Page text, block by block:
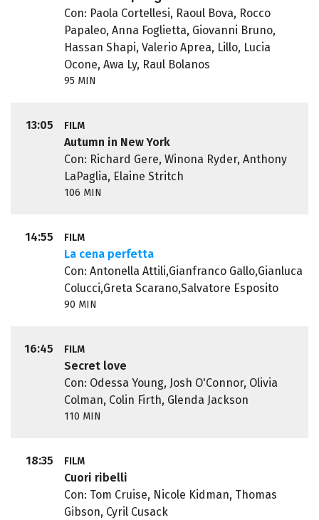
Con: Paola Cortellesi, Raoul Bova, Rocco
Papaleo, Anna Foglietta, Giovanni Bruno,
Hassan Shapi, Valerio Aprea, Lillo, Lucia
Ocone, Awa Ly, Raul Bolanos
95 MIN
13:05 FILM
Autumn in New York
Con: Richard Gere, Winona Ryder, Anthony
LaPaglia, Elaine Stritch
106 MIN
14:55 FILM
La cena perfetta
Con: Antonella Attili,Gianfranco Gallo,Gianluca
Colucci,Greta Scarano,Salvatore Esposito
90 MIN
16:45 FILM
Secret love
Con: Odessa Young, Josh O'Connor, Olivia
Colman, Colin Firth, Glenda Jackson
110 MIN
18:35 FILM
Cuori ribelli
Con: Tom Cruise, Nicole Kidman, Thomas
Gibson, Cyril Cusack